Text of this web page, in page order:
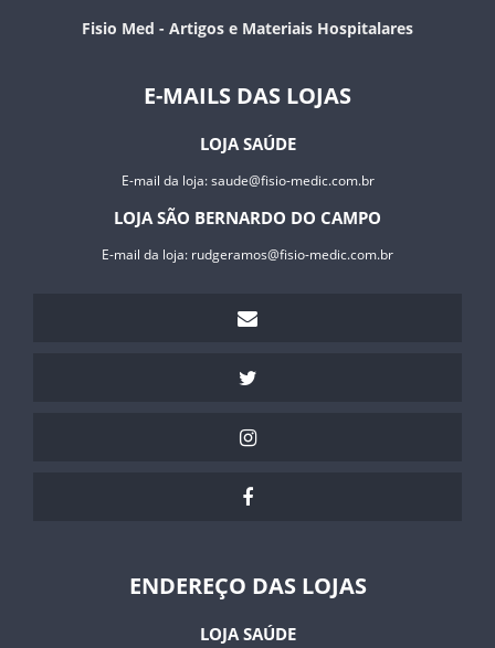
Fisio Med - Artigos e Materiais Hospitalares
E-MAILS DAS LOJAS
LOJA SAÚDE
E-mail da loja:saude@fisio-medic.com.br
LOJA SÃO BERNARDO DO CAMPO
E-mail da loja: rudgeramos@fisio-medic.com.br
ENDEREÇO DAS LOJAS
LOJA SAÚDE